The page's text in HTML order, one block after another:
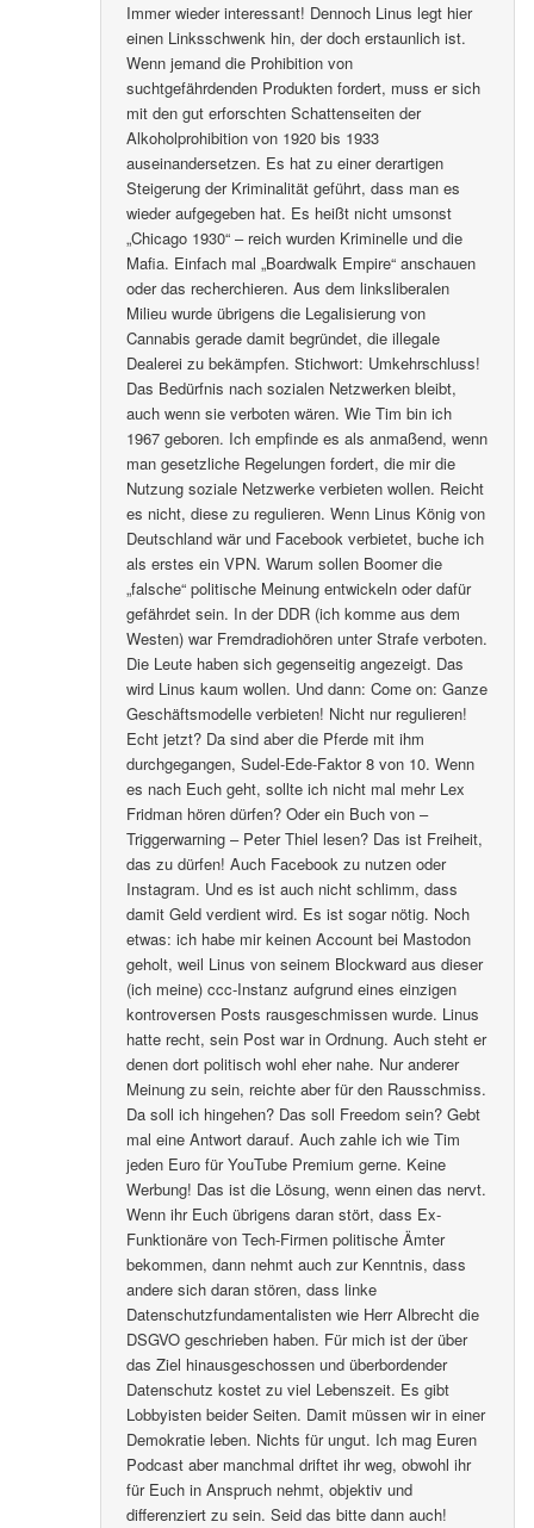
Immer wieder interessant! Dennoch Linus legt hier
einen Linksschwenk hin, der doch erstaunlich ist.
Wenn jemand die Prohibition von
suchtgefährdenden Produkten fordert, muss er sich
mit den gut erforschten Schattenseiten der
Alkoholprohibition von 1920 bis 1933
auseinandersetzen. Es hat zu einer derartigen
Steigerung der Kriminalität geführt, dass man es
wieder aufgegeben hat. Es heißt nicht umsonst
„Chicago 1930“ – reich wurden Kriminelle und die
Mafia. Einfach mal „Boardwalk Empire“ anschauen
oder das recherchieren. Aus dem linksliberalen
Milieu wurde übrigens die Legalisierung von
Cannabis gerade damit begründet, die illegale
Dealerei zu bekämpfen. Stichwort: Umkehrschluss!
Das Bedürfnis nach sozialen Netzwerken bleibt,
auch wenn sie verboten wären. Wie Tim bin ich
1967 geboren. Ich empfinde es als anmaßend, wenn
man gesetzliche Regelungen fordert, die mir die
Nutzung soziale Netzwerke verbieten wollen. Reicht
es nicht, diese zu regulieren. Wenn Linus König von
Deutschland wär und Facebook verbietet, buche ich
als erstes ein VPN. Warum sollen Boomer die
„falsche“ politische Meinung entwickeln oder dafür
gefährdet sein. In der DDR (ich komme aus dem
Westen) war Fremdradiohören unter Strafe verboten.
Die Leute haben sich gegenseitig angezeigt. Das
wird Linus kaum wollen. Und dann: Come on: Ganze
Geschäftsmodelle verbieten! Nicht nur regulieren!
Echt jetzt? Da sind aber die Pferde mit ihm
durchgegangen, Sudel-Ede-Faktor 8 von 10. Wenn
es nach Euch geht, sollte ich nicht mal mehr Lex
Fridman hören dürfen? Oder ein Buch von –
Triggerwarning – Peter Thiel lesen? Das ist Freiheit,
das zu dürfen! Auch Facebook zu nutzen oder
Instagram. Und es ist auch nicht schlimm, dass
damit Geld verdient wird. Es ist sogar nötig. Noch
etwas: ich habe mir keinen Account bei Mastodon
geholt, weil Linus von seinem Blockward aus dieser
(ich meine) ccc-Instanz aufgrund eines einzigen
kontroversen Posts rausgeschmissen wurde. Linus
hatte recht, sein Post war in Ordnung. Auch steht er
denen dort politisch wohl eher nahe. Nur anderer
Meinung zu sein, reichte aber für den Rausschmiss.
Da soll ich hingehen? Das soll Freedom sein? Gebt
mal eine Antwort darauf. Auch zahle ich wie Tim
jeden Euro für YouTube Premium gerne. Keine
Werbung! Das ist die Lösung, wenn einen das nervt.
Wenn ihr Euch übrigens daran stört, dass Ex-
Funktionäre von Tech-Firmen politische Ämter
bekommen, dann nehmt auch zur Kenntnis, dass
andere sich daran stören, dass linke
Datenschutzfundamentalisten wie Herr Albrecht die
DSGVO geschrieben haben. Für mich ist der über
das Ziel hinausgeschossen und überbordender
Datenschutz kostet zu viel Lebenszeit. Es gibt
Lobbyisten beider Seiten. Damit müssen wir in einer
Demokratie leben. Nichts für ungut. Ich mag Euren
Podcast aber manchmal driftet ihr weg, obwohl ihr
für Euch in Anspruch nehmt, objektiv und
differenziert zu sein. Seid das bitte dann auch!